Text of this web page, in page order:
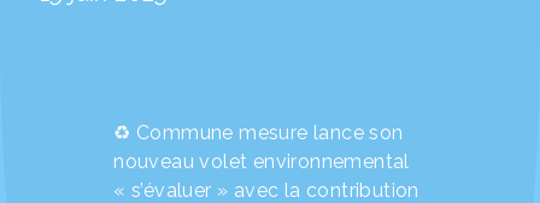
♻️ Commune mesure lance son
nouveau volet environnemental
« s’évaluer » avec la contribution